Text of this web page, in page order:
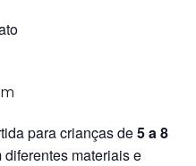
para crianças de5 a 8
materiais e